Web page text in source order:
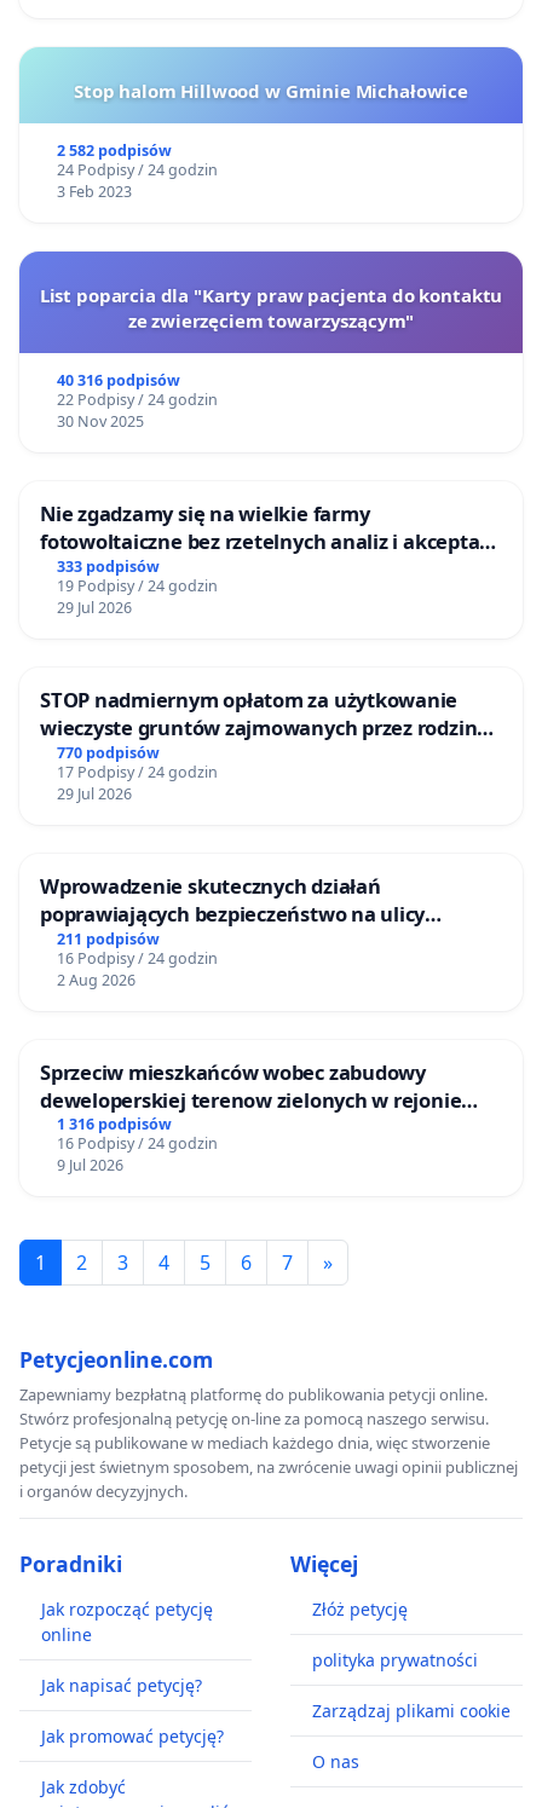
Stop halom Hillwood w Gminie Michałowice
2 582 podpisów
24 Podpisy / 24 godzin
3 Feb 2023
List poparcia dla "Karty praw pacjenta do kontaktu
ze zwierzęciem towarzyszącym"
40 316 podpisów
22 Podpisy / 24 godzin
30 Nov 2025
Nie zgadzamy się na wielkie farmy
fotowoltaiczne bez rzetelnych analiz i akceptacji
mieszkańców
333 podpisów
19 Podpisy / 24 godzin
29 Jul 2026
STOP nadmiernym opłatom za użytkowanie
wieczyste gruntów zajmowanych przez rodzinne
ogrody działkowe.
770 podpisów
17 Podpisy / 24 godzin
29 Jul 2026
Wprowadzenie skutecznych działań
poprawiających bezpieczeństwo na ulicy
Żeromskiego w Otwocku
211 podpisów
16 Podpisy / 24 godzin
2 Aug 2026
Sprzeciw mieszkańców wobec zabudowy
deweloperskiej terenow zielonych w rejonie
Bulwarów Straceńskich w Bielsku-Białej
1 316 podpisów
16 Podpisy / 24 godzin
9 Jul 2026
1 2 3 4 5 6 7 »
Petycjeonline.com
Zapewniamy bezpłatną platformę do publikowania petycji online.
Stwórz profesjonalną petycję on-line za pomocą naszego serwisu.
Petycje są publikowane w mediach każdego dnia, więc stworzenie
petycji jest świetnym sposobem, na zwrócenie uwagi opinii publicznej
i organów decyzyjnych.
Poradniki
Jak rozpocząć petycję
online
Jak napisać petycję?
Jak promować petycję?
Jak zdobyć
Więcej
Złóż petycję
polityka prywatności
Zarządzaj plikami cookie
O nas